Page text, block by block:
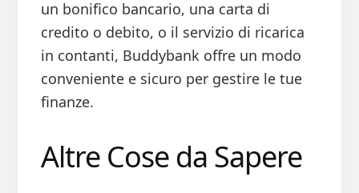
un bonifico bancario, una carta di
credito o debito, o il servizio di ricarica
in contanti, Buddybank offre un modo
conveniente e sicuro per gestire le tue
finanze.
Altre Cose da Sapere